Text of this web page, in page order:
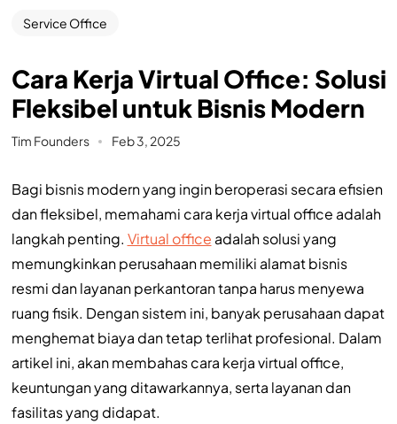
Service Office
Cara Kerja Virtual Office: Solusi
Fleksibel untuk Bisnis Modern
Tim Founders Feb 3, 2025
Bagi bisnis modern yang ingin beroperasi secara efisien
dan fleksibel, memahami cara kerja virtual office adalah
langkah penting. Virtual office adalah solusi yang
memungkinkan perusahaan memiliki alamat bisnis
resmi dan layanan perkantoran tanpa harus menyewa
ruang fisik. Dengan sistem ini, banyak perusahaan dapat
menghemat biaya dan tetap terlihat profesional. Dalam
artikel ini, akan membahas cara kerja virtual office,
keuntungan yang ditawarkannya, serta layanan dan
fasilitas yang didapat.